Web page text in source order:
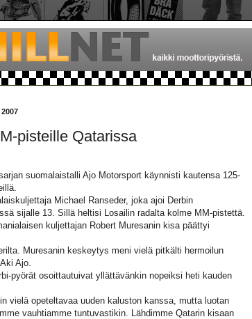
pisteille Qatarissa
suomalaistalli Ajo Motorsport käynnisti kautensa 125-
Michael Ranseder, joka ajoi Derbin
sijalle 13. Sillä heltisi Losailin radalta kolme MM-pistettä.
kuljettajan Robert Muresanin kisa päättyi
Muresanin keskeytys meni vielä pitkälti hermoilun
Ajo.
pyörät osoittautuivat yllättävänkin nopeiksi heti kauden
vielä opeteltavaa uuden kaluston kanssa, mutta luotan
vauhtiamme tuntuvastikin. Lähdimme Qatarin kisaan